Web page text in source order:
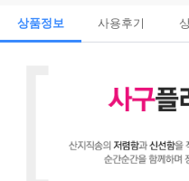
상품정보 사용후기